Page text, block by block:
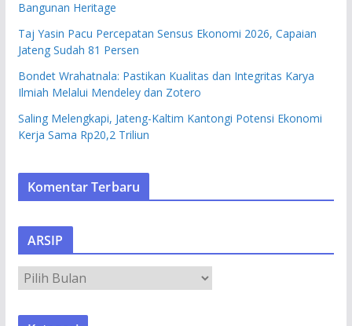
Bangunan Heritage
Taj Yasin Pacu Percepatan Sensus Ekonomi 2026, Capaian
Jateng Sudah 81 Persen
Bondet Wrahatnala: Pastikan Kualitas dan Integritas Karya
Ilmiah Melalui Mendeley dan Zotero
Saling Melengkapi, Jateng-Kaltim Kantongi Potensi Ekonomi
Kerja Sama Rp20,2 Triliun
Komentar Terbaru
ARSIP
R
S